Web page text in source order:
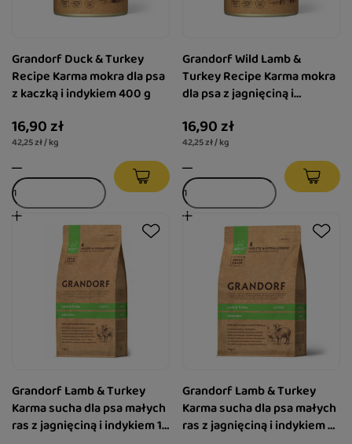
Grandorf Duck & Turkey
Recipe Karma mokra dla psa
z kaczką i indykiem 400 g
16,90 zł
42,25 zł / kg
Grandorf Wild Lamb &
Turkey Recipe Karma mokra
dla psa z jagnięciną i
16,90 zł
42,25 zł / kg
Grandorf Lamb & Turkey
Karma sucha dla psa małych
ras z jagnięciną i indykiem 1
Grandorf Lamb & Turkey
Karma sucha dla psa małych
ras z jagnięciną i indykiem 3